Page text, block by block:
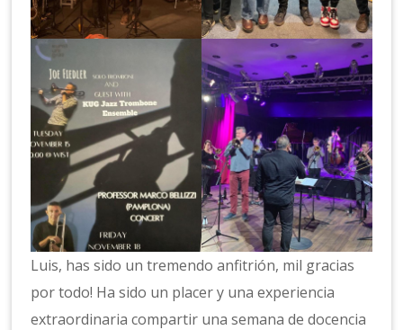
Luis, has sido un tremendo anfitrión, mil gracias
por todo! Ha sido un placer y una experiencia
extraordinaria compartir una semana de docencia